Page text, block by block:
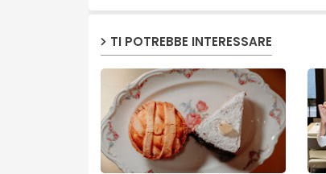
TI POTREBBE INTERESSARE